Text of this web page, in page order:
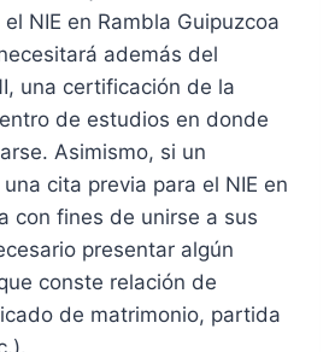
NIE en Rambla Guipuzcoa
además del
una certificación de la
de estudios en donde
Asimismo, si un
cita previa para el NIE en
con fines de unirse a sus
presentar algún
conste relación de
de matrimonio, partida